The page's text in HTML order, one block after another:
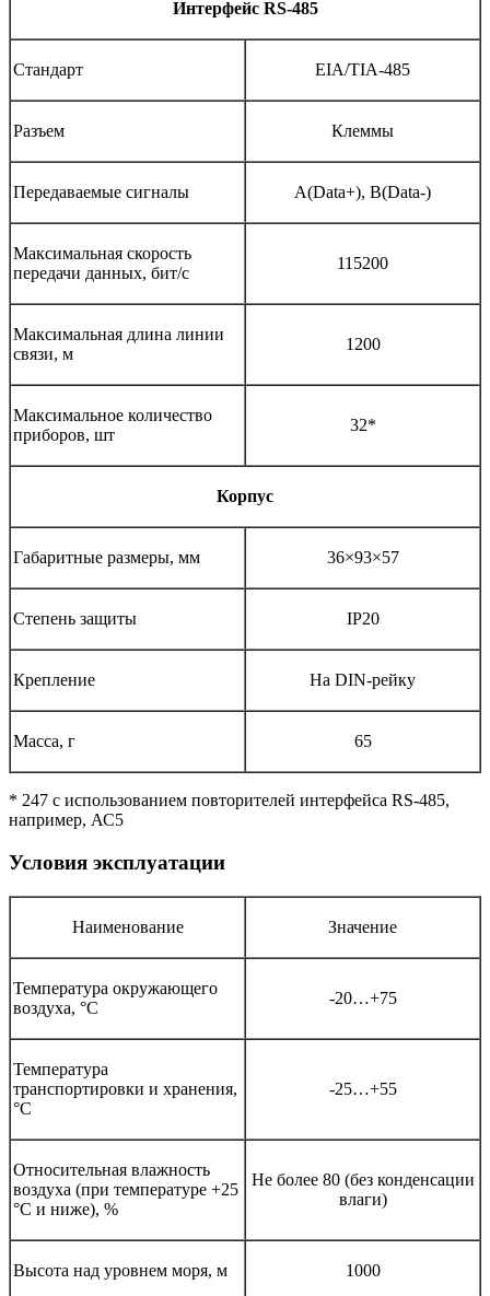
Интерфейс RS-485
Стандарт EIA/TIA-485
Разъем Клеммы
Передаваемые сигналы A(Data+), B(Data-)
Максимальная скорость
передачи данных, бит/с
115200
Максимальная длина линии
связи, м
1200
Максимальное количество
приборов, шт
32*
Корпус
Габаритные размеры, мм 36×93×57
Степень защиты IP20
Крепление На DIN-рейку
Масса, г 65
* 247 с использованием повторителей интерфейса RS-485,
например, АС5
Условия эксплуатации
Наименование Значение
Температура окружающего
воздуха, °С
-20…+75
Температура
транспортировки и хранения,
°С
-25…+55
Относительная влажность
воздуха (при температуре +25
°С и ниже), %
Не более 80 (без конденсации
влаги)
Высота над уровнем моря, м 1000